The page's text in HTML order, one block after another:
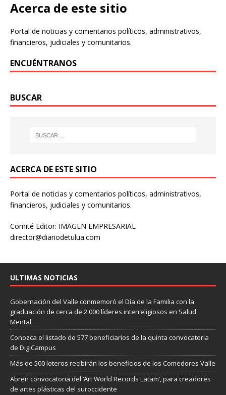
Acerca de este sitio
Portal de noticias y comentarios políticos, administrativos,
financieros, judiciales y comunitarios.
ENCUÉNTRANOS
BUSCAR
ACERCA DE ESTE SITIO
Portal de noticias y comentarios políticos, administrativos,
financieros, judiciales y comunitarios.
Comité Editor: IMAGEN EMPRESARIAL
director@diariodetulua.com
ULTIMAS NOTICIAS
Gobernación del Valle conmemoró el Día de la Familia con la
graduación de cerca de 2.000 líderes interreligiosos en Salud
Mental
Conozca el listado de 577 beneficiarios de la quinta convocatoria
de DigiCampus
Más de 500 loteros recibirán los beneficios de los Comedores Valle
Abren convocatoria del ‘Art World Records Latam’, para creadores
de artes plásticas del suroccidente